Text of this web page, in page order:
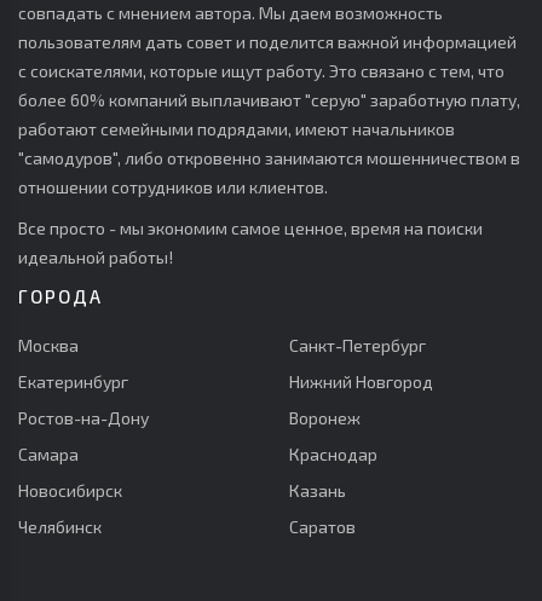
совпадать с мнением автора. Мы даем возможность
пользователям дать совет и поделится важной информацией
с соискателями, которые ищут работу. Это связано с тем, что
более 60% компаний выплачивают "серую" заработную плату,
работают семейными подрядами, имеют начальников
"самодуров", либо откровенно занимаются мошенничеством в
отношении сотрудников или клиентов.
Все просто - мы экономим самое ценное, время на поиски
идеальной работы!
ГОРОДА
Москва
Санкт-Петербург
Екатеринбург
Нижний Новгород
Ростов-на-Дону
Воронеж
Самара
Краснодар
Новосибирск
Казань
Челябинск
Саратов